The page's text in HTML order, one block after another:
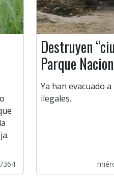
7364
Destruyen
Parque
Ya han evacuado
ilegales.